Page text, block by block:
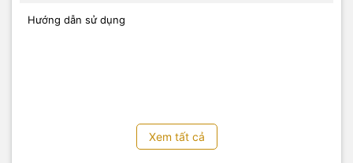
Hoạt động bằng pin AA tiêu chuẩn
Hướng dẫn sử dụng
Xem tất cả